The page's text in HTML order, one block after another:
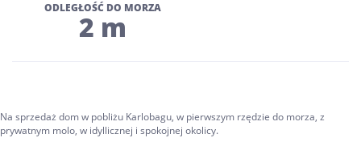
ODLEGŁOŚĆ DO MORZA
2 m
Na sprzedaż dom w pobliżu Karlobagu, w pierwszym rzędzie do morza, z
prywatnym molo, w idyllicznej i spokojnej okolicy.